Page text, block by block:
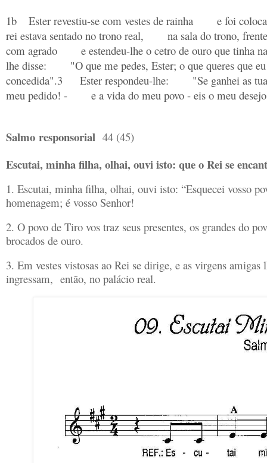
1b Ester revestiu-se com vestes de rainha
e foi
rei estava sentado no trono real,
na sala do trono,
com agrado
e estendeu-lhe o cetro de ouro que tinha
lhe disse:
"O que me pedes, Ester; o que queres que
concedida".3 Ester respondeu-lhe:
"Se ganhei as
meu pedido! -
e a vida do meu povo - eis o meu
Salmo responsorial 44 (45)
Escutai, minha filha, olhai, ouvi isto: que o Rei se
1. Escutai, minha filha, olhai, ouvi isto: “Esquecei vosso
homenagem; é vosso Senhor!
2. O povo de Tiro vos traz seus presentes, os grandes do
brocados de ouro.
3. Em vestes vistosas ao Rei se dirige, e as virgens
ingressam, então, no palácio real.